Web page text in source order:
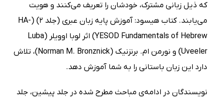
که ذیل زبانی مشترک، خودشان را تعریف می‌کنند و هویت
می‌یابند. کتاب هیسود: آموزش پایه زبان عبری (جلد 2) (HA-
YESOD Fundamentals of Hebrew) اثر لوبا اوویلر (Luba
Uveeler) و نورمن ‌ام. برنزنیک (Norman M. Bronznick)، تلاش
دارد این زبان باستانی را به شما آموزش دهد.
نویسندگان در ادامه‌ی مباحث مطرح شده در جلد پیشین، جلد